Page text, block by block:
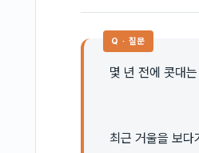
Q · 질문
몇 년 전에 콧대
최근 거울을 보다